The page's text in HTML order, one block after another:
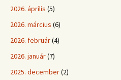
2026. április (5)
2026. március (6)
2026. február(4)
2026. január(7)
2025. december(2)